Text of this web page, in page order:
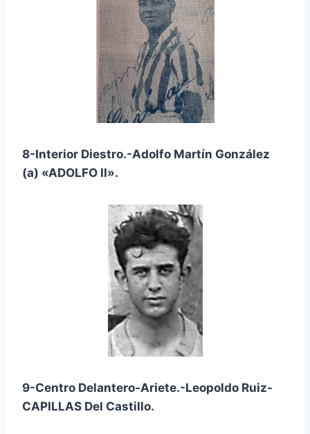
8-Interior Diestro.-Adolfo Martín González
(a) «ADOLFO II».
9-Centro Delantero-Ariete.-Leopoldo Ruiz-
CAPILLAS Del Castillo.